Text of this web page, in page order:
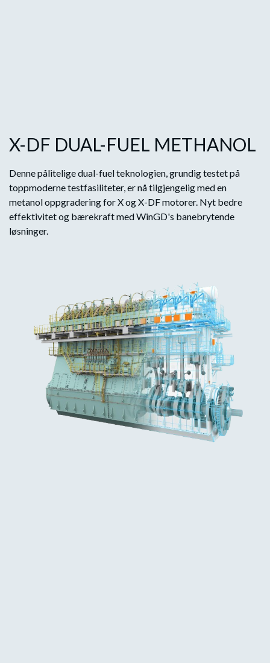
X-DF DUAL-FUEL METHANOL
Denne pålitelige dual-fuel teknologien, grundig testet på
toppmoderne testfasiliteter, er nå tilgjengelig med en
metanol oppgradering for X og X-DF motorer. Nyt bedre
effektivitet og bærekraft med WinGD's banebrytende
løsninger.